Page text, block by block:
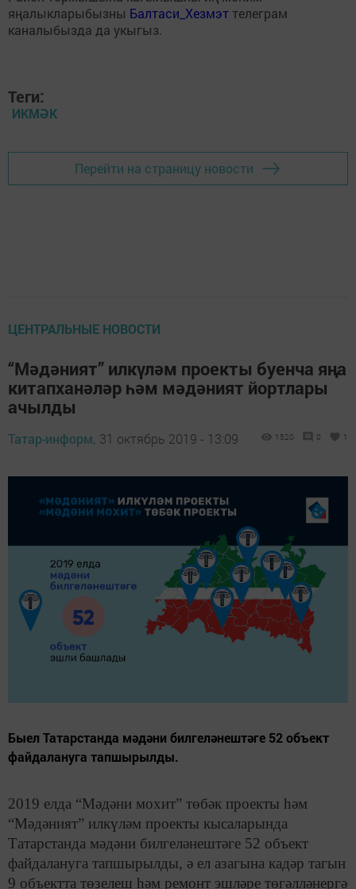
яңалыкларыбызны Балтаси_Хезмэт телеграм
каналыбызда да укыгыз.
Теги:
ИКМӘК
Перейти на страницу новости
ЦЕНТРАЛЬНЫЕ НОВОСТИ
“Мәдәният” илкүләм проекты буенча яңа
китапханәләр һәм мәдәният йортлары
ачылды
Татар-информ, 31 октябрь 2019 - 13:09 1520 0 1
Быел Татарстанда мәдәни билгеләнештәге 52 объект
файдалануга тапшырылды.
2019 елда “Мәдәни мохит” төбәк проекты һәм
“Мәдәният” илкүләм проекты кысаларында
Татарстанда мәдәни билгеләнештәге 52 объект
файдалануга тапшырылды, ә ел азагына кадәр тагын
9 объектта төзелеш һәм ремонт эшләре төгәлләнергә